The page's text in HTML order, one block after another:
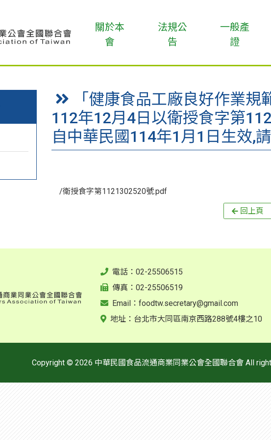
關於本
會
法規公
告
一般產
證
「健康食品工廠良好作業
112年12月4日以衛授食字第
自中華民國114年1月1日生效,
/衛授食字第1121302520號.pdf
回上頁
電話：02-25506515
傳真：02-25506519
Email： foodtw.secretary@gmail.com
地址：台北市大同區南京西路288號4樓之10
Copyright © 2026 中華民國食品流通商業同業公會全國聯合會 All